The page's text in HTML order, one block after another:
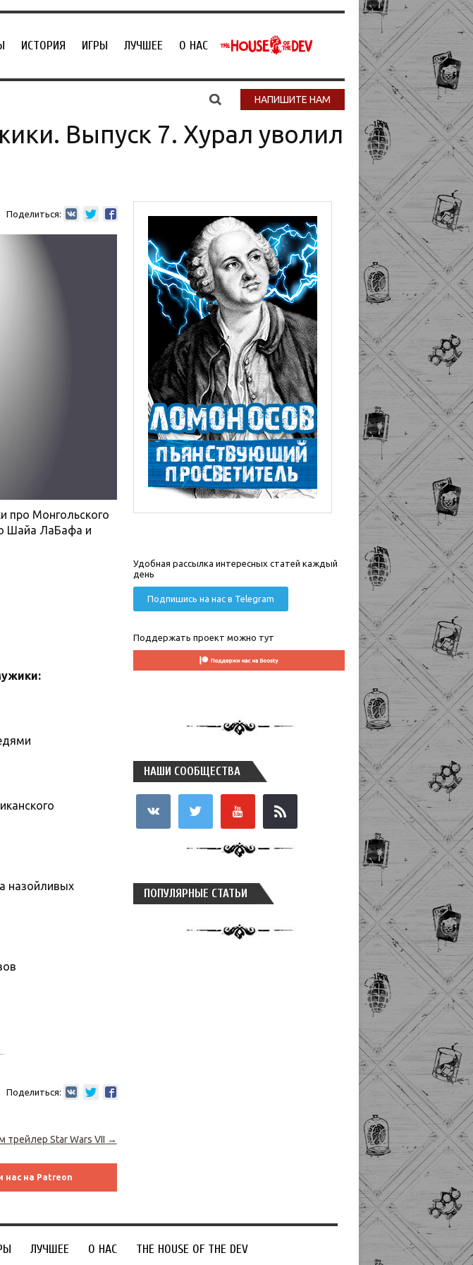
ИСТОРИЯ ИГРЫ ЛУЧШЕЕ О НАС
НАПИШИТЕ НАМ
Выпуск 7. Хурал уволил
Поделиться:
про Монгольского
Шайа ЛаБафа и
назойливых
Поделиться:
трейлер Star Wars VII →
нас на Patreon
Удобная рассылка интересных статей каждый
день
Подпишись на нас в Telegram
Поддержать проект можно тут
НАШИ СООБЩЕСТВА
ПОПУЛЯРНЫЕ СТАТЬИ
ЛУЧШЕЕ О НАС THE HOUSE OF THE DEV